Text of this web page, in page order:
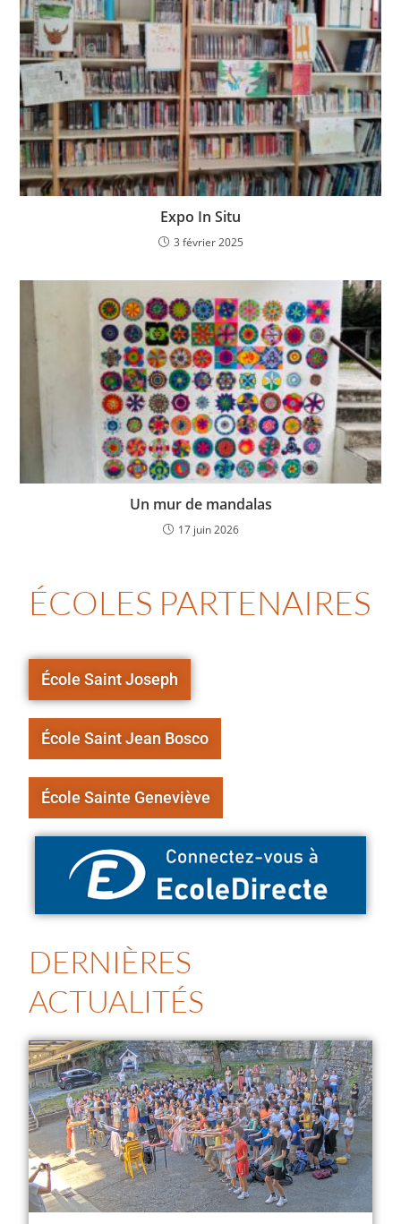
Expo In Situ
3 février 2025
Un mur de mandalas
17 juin 2026
ÉCOLES PARTENAIRES
École Saint Joseph
École Saint Jean Bosco
École Sainte Geneviève
DERNIÈRES
ACTUALITÉS